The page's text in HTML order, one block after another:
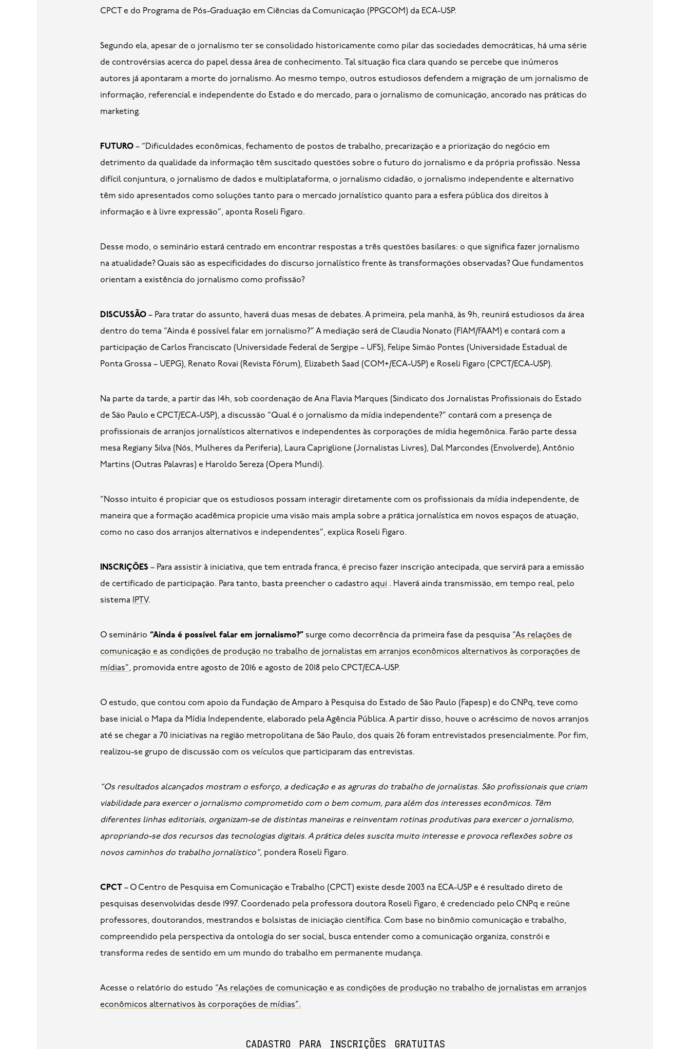
CPCT e do Programa de Pós-Graduação em Ciências da Comunicação (PPGCOM) da ECA-USP.
Segundo ela, apesar de o jornalismo ter se consolidado historicamente como pilar das sociedades democráticas, há uma série
de controvérsias acerca do papel dessa área de conhecimento. Tal situação fica clara quando se percebe que inúmeros
autores já apontaram a morte do jornalismo. Ao mesmo tempo, outros estudiosos defendem a migração de um jornalismo de
informação, referencial e independente do Estado e do mercado, para o jornalismo de comunicação, ancorado nas práticas do
marketing.
FUTURO – “Dificuldades econômicas, fechamento de postos de trabalho, precarização e a priorização do negócio em
detrimento da qualidade da informação têm suscitado questões sobre o futuro do jornalismo e da própria profissão. Nessa
difícil conjuntura, o jornalismo de dados e multiplataforma, o jornalismo cidadão, o jornalismo independente e alternativo
têm sido apresentados como soluções tanto para o mercado jornalístico quanto para a esfera pública dos direitos à
informação e à livre expressão”, aponta Roseli Figaro.
Desse modo, o seminário estará centrado em encontrar respostas a três questões basilares: o que significa fazer jornalismo
na atualidade? Quais são as especificidades do discurso jornalístico frente às transformações observadas? Que fundamentos
orientam a existência do jornalismo como profissão?
DISCUSSÃO– Para tratar do assunto, haverá duas mesas de debates. A primeira, pela manhã, às 9h, reunirá estudiosos da área
dentro do tema “Ainda é possível falar em jornalismo?” A mediação será de Claudia Nonato (FIAM/FAAM) e contará com a
participação de Carlos Franciscato (Universidade Federal de Sergipe – UFS), Felipe Simão Pontes (Universidade Estadual de
Ponta Grossa – UEPG), Renato Rovai (Revista Fórum), Elizabeth Saad (COM+/ECA-USP) e Roseli Figaro (CPCT/ECA-USP).
Na parte da tarde, a partir das 14h, sob coordenação de Ana Flavia Marques (Sindicato dos Jornalistas Profissionais do Estado
de São Paulo e CPCT/ECA-USP), a discussão “Qual é o jornalismo da mídia independente?” contará com a presença de
profissionais de arranjos jornalísticos alternativos e independentes às corporações de mídia hegemônica. Farão parte dessa
mesa Regiany Silva (Nós, Mulheres da Periferia), Laura Capriglione (Jornalistas Livres), Dal Marcondes (Envolverde), Antônio
Martins (Outras Palavras) e Haroldo Sereza (Opera Mundi).
“Nosso intuito é propiciar que os estudiosos possam interagir diretamente com os profissionais da mídia independente, de
maneira que a formação acadêmica propicie uma visão mais ampla sobre a prática jornalística em novos espaços de atuação,
como no caso dos arranjos alternativos e independentes”, explica Roseli Figaro.
INSCRIÇÕES – Para assistir à iniciativa, que tem entrada franca, é preciso fazer inscrição antecipada, que servirá para a emissão
de certificado de participação. Para tanto, basta preencher o cadastro aqui . Haverá ainda transmissão, em tempo real, pelo
sistema IPTV.
O seminário “Ainda é possível falar em jornalismo?”surge como decorrência da primeira fase da pesquisa “As relações de
comunicação e as condições de produção no trabalho de jornalistas em arranjos econômicos alternativos às corporações de
mídias”, promovida entre agosto de 2016 e agosto de 2018 pelo CPCT/ECA-USP.
O estudo, que contou com apoio da Fundação de Amparo à Pesquisa do Estado de São Paulo (Fapesp) e do CNPq, teve como
base inicial o Mapa da Mídia Independente, elaborado pela Agência Pública. A partir disso, houve o acréscimo de novos arranjos
até se chegar a 70 iniciativas na região metropolitana de São Paulo, dos quais 26 foram entrevistados presencialmente. Por fim,
realizou-se grupo de discussão com os veículos que participaram das entrevistas.
“Os resultados alcançados mostram o esforço, a dedicação e as agruras do trabalho de jornalistas. São profissionais que criam
viabilidade para exercer o jornalismo comprometido com o bem comum, para além dos interesses econômicos. Têm
diferentes linhas editoriais, organizam-se de distintas maneiras e reinventam rotinas produtivas para exercer o jornalismo,
apropriando-se dos recursos das tecnologias digitais. A prática deles suscita muito interesse e provoca reflexões sobre os
novos caminhos do trabalho jornalístico”, pondera Roseli Figaro.
CPCT– O Centro de Pesquisa em Comunicação e Trabalho (CPCT) existe desde 2003 na ECA-USP e é resultado direto de
pesquisas desenvolvidas desde 1997. Coordenado pela professora doutora Roseli Figaro, é credenciado pelo CNPq e reúne
professores, doutorandos, mestrandos e bolsistas de iniciação científica. Com base no binômio comunicação e trabalho,
compreendido pela perspectiva da ontologia do ser social, busca entender como a comunicação organiza, constrói e
transforma redes de sentido em um mundo do trabalho em permanente mudança.
Acesse o relatório do estudo “As relações de comunicação e as condições de produção no trabalho de jornalistas em arranjos
econômicos alternativos às corporações de mídias”.
cadastro para inscrições gratuitas